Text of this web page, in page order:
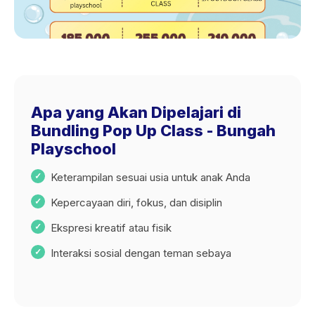
Apa yang Akan Dipelajari di
Bundling Pop Up Class - Bungah
Playschool
Keterampilan sesuai usia untuk anak Anda
Kepercayaan diri, fokus, dan disiplin
Ekspresi kreatif atau fisik
Interaksi sosial dengan teman sebaya